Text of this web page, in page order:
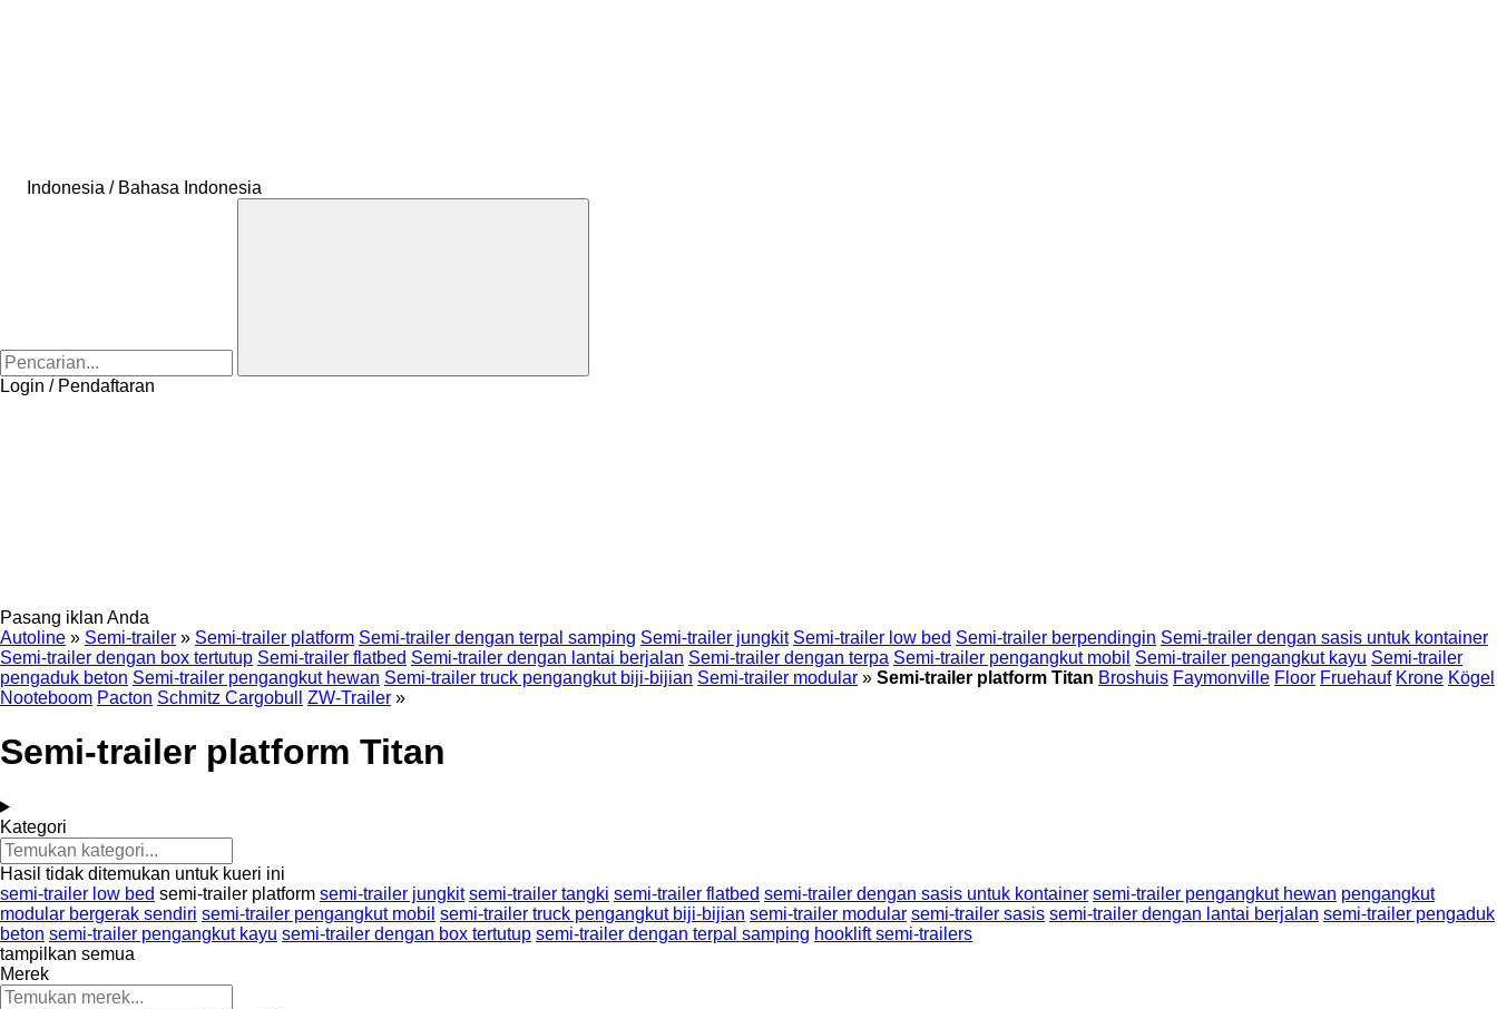
Indonesia / Bahasa Indonesia
Login / Pendaftaran
Pasang iklan Anda
Autoline » Semi-trailer » Semi-trailer platform Semi-trailer dengan terpal samping Semi-trailer jungkit Semi-trailer low bed Semi-trailer berpendingin Semi-trailer dengan sasis untuk kontainer
Semi-trailer dengan box tertutup Semi-trailer flatbed Semi-trailer dengan lantai berjalan Semi-trailer dengan terpa Semi-trailer pengangkut mobil Semi-trailer pengangkut kayu Semi-trailer
pengaduk beton Semi-trailer pengangkut hewan Semi-trailer truck pengangkut biji-bijian Semi-trailer modular » Semi-trailer platform Titan Broshuis Faymonville Floor Fruehauf Krone Kögel
Nooteboom Pacton Schmitz Cargobull ZW-Trailer »
Semi-trailer platform Titan
Kategori
Hasil tidak ditemukan untuk kueri ini
semi-trailer low bed semi-trailer platform semi-trailer jungkit semi-trailer tangki semi-trailer flatbed semi-trailer dengan sasis untuk kontainer semi-trailer pengangkut hewan pengangkut
modular bergerak sendiri semi-trailer pengangkut mobil semi-trailer truck pengangkut biji-bijian semi-trailer modular semi-trailer sasis semi-trailer dengan lantai berjalan semi-trailer pengaduk
beton semi-trailer pengangkut kayu semi-trailer dengan box tertutup semi-trailer dengan terpal samping hooklift semi-trailers
tampilkan semua
Merek